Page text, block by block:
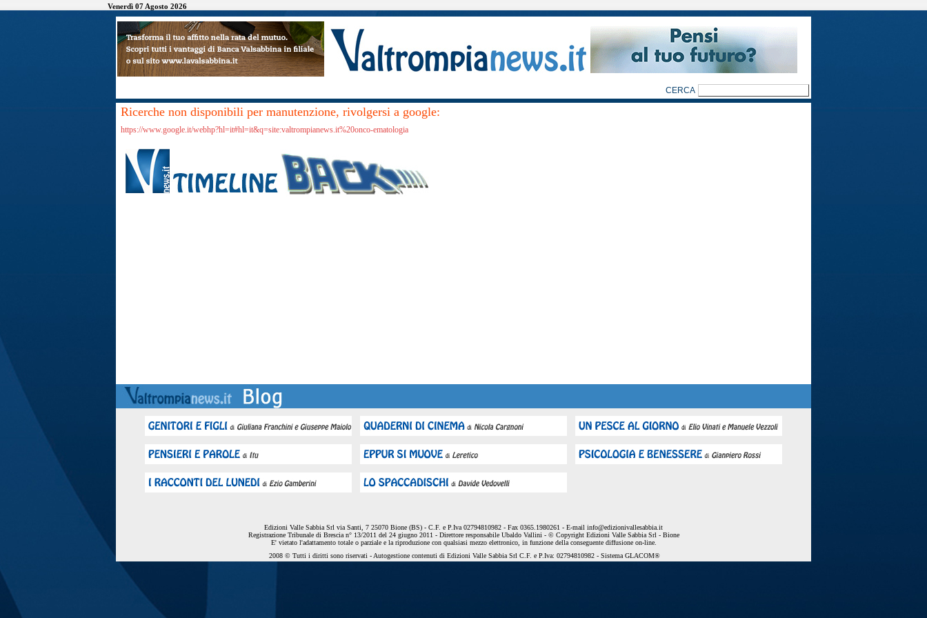
Venerdì 07 Agosto 2026
Ricerche non disponibili per manutenzione, rivolgersi a google:
https://www.google.it/webhp?hl=it#hl=it&q=site:valtrompianews.it%20onco-ematologia
Edizioni Valle Sabbia Srl via Santi, 7 25070 Bione (BS) - C.F. e P.Iva 02794810982 - Fax 0365.1980261 - E-mail info@edizionivallesabbia.it
Registrazione Tribunale di Brescia n° 13/2011 del 24 giugno 2011 - Direttore responsabile Ubaldo Vallini - © Copyright Edizioni Valle Sabbia Srl - Bione
E' vietato l'adattamento totale o parziale e la riproduzione con qualsiasi mezzo elettronico, in funzione della conseguente diffusione on-line.
2008 © Tutti i diritti sono riservati - Autogestione contenuti di Edizioni Valle Sabbia Srl C.F. e P.Iva: 02794810982 - Sistema GLACOM®